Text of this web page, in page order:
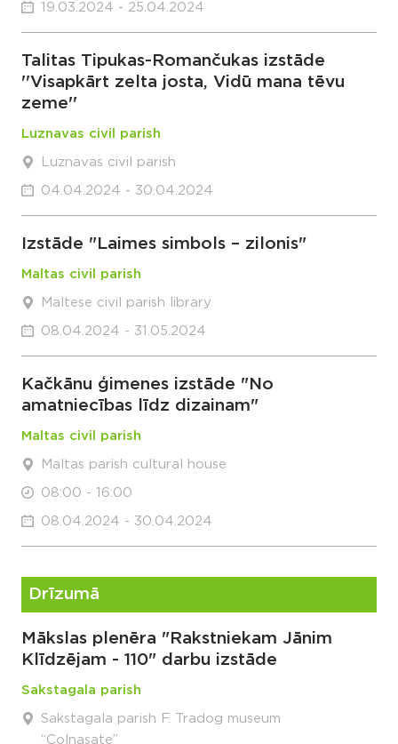
19.03.2024 - 25.04.2024
Talitas Tipukas-Romančukas izstāde
''Visapkārt zelta josta, Vidū mana tēvu
zeme''
Luznavas civil parish
Luznavas civil parish
04.04.2024 - 30.04.2024
Izstāde "Laimes simbols – zilonis"
Maltas civil parish
Maltese civil parish library
08.04.2024 - 31.05.2024
Kačkānu ģimenes izstāde "No
amatniecības līdz dizainam"
Maltas civil parish
Maltas parish cultural house
08:00 - 16:00
08.04.2024 - 30.04.2024
Drīzumā
Mākslas plenēra "Rakstniekam Jānim
Klīdzējam - 110" darbu izstāde
Sakstagala parish
Sakstagala parish F. Tradog museum
“Colnasate”